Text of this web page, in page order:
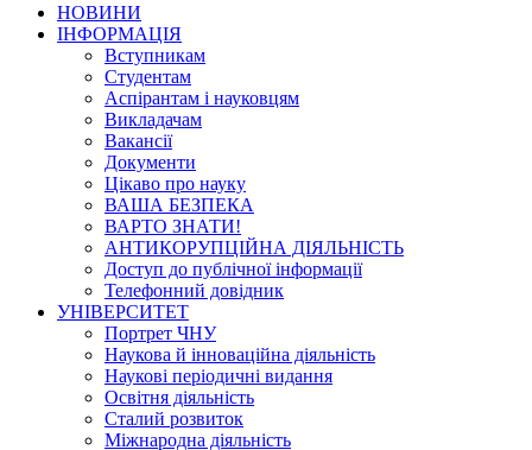
НОВИНИ
ІНФОРМАЦІЯ
Вступникам
Студентам
Аспірантам і науковцям
Викладачам
Вакансії
Документи
Цікаво про науку
ВАША БЕЗПЕКА
ВАРТО ЗНАТИ!
АНТИКОРУПЦІЙНА ДІЯЛЬНІСТЬ
Доступ до публічної інформації
Телефонний довідник
УНІВЕРСИТЕТ
Портрет ЧНУ
Наукова й інноваційна діяльність
Наукові періодичні видання
Освітня діяльність
Сталий розвиток
Міжнародна діяльність